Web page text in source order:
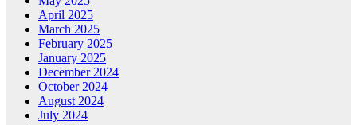
April 2025
March 2025
February 2025
January 2025
December 2024
October 2024
August 2024
July 2024